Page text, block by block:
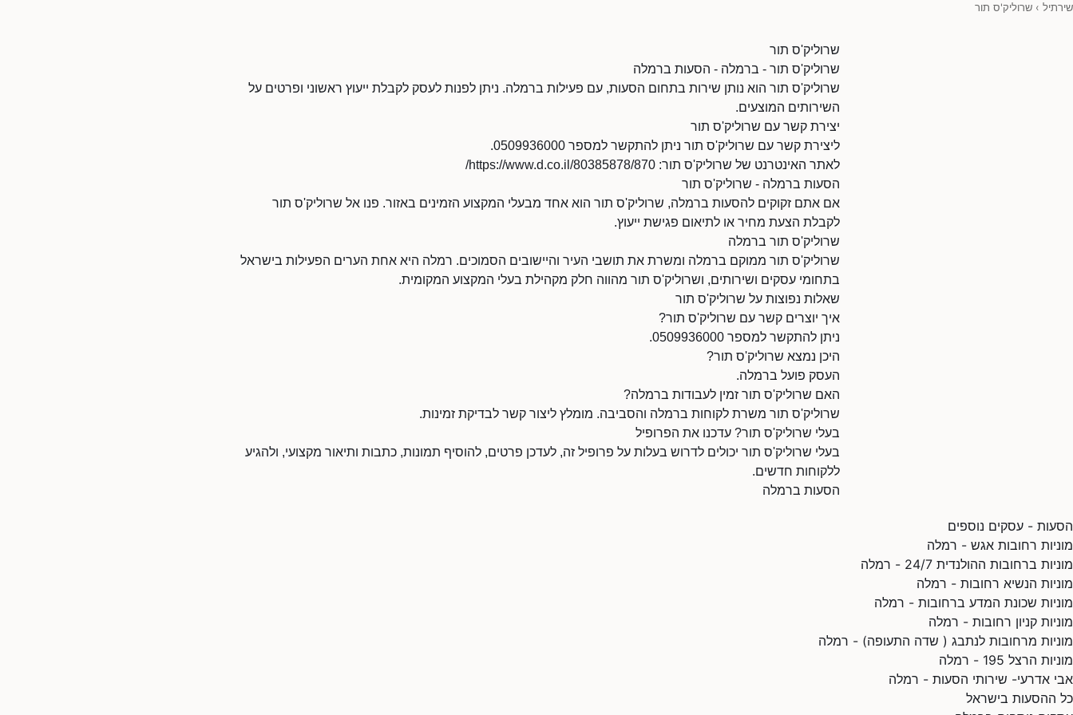
שירתיל › שרוליק'ס תור
שרוליק'ס תור
שרוליק'ס תור - ברמלה - הסעות ברמלה
שרוליק'ס תור הוא נותן שירות בתחום הסעות, עם פעילות ברמלה. ניתן לפנות לעסק לקבלת ייעוץ ראשוני ופרטים על
השירותים המוצעים.
יצירת קשר עם שרוליק'ס תור
ליצירת קשר עם שרוליק'ס תור ניתן להתקשר למספר 0509936000.
לאתר האינטרנט של שרוליק'ס תור: https://www.d.co.il/80385878/870/
הסעות ברמלה - שרוליק'ס תור
אם אתם זקוקים להסעות ברמלה, שרוליק'ס תור הוא אחד מבעלי המקצוע הזמינים באזור. פנו אל שרוליק'ס תור
לקבלת הצעת מחיר או לתיאום פגישת ייעוץ.
שרוליק'ס תור ברמלה
שרוליק'ס תור ממוקם ברמלה ומשרת את תושבי העיר והיישובים הסמוכים. רמלה היא אחת הערים הפעילות בישראל
בתחומי עסקים ושירותים, ושרוליק'ס תור מהווה חלק מקהילת בעלי המקצוע המקומית.
שאלות נפוצות על שרוליק'ס תור
איך יוצרים קשר עם שרוליק'ס תור?
ניתן להתקשר למספר 0509936000.
היכן נמצא שרוליק'ס תור?
העסק פועל ברמלה.
האם שרוליק'ס תור זמין לעבודות ברמלה?
שרוליק'ס תור משרת לקוחות ברמלה והסביבה. מומלץ ליצור קשר לבדיקת זמינות.
בעלי שרוליק'ס תור? עדכנו את הפרופיל
בעלי שרוליק'ס תור יכולים לדרוש בעלות על פרופיל זה, לעדכן פרטים, להוסיף תמונות, כתבות ותיאור מקצועי, ולהגיע
ללקוחות חדשים.
הסעות ברמלה
הסעות - עסקים נוספים
מוניות רחובות אגש - רמלה
מוניות ברחובות ההולנדית 24/7 - רמלה
מוניות הנשיא רחובות - רמלה
מוניות שכונת המדע ברחובות - רמלה
מוניות קניון רחובות - רמלה
מוניות מרחובות לנתבג ( שדה התעופה) - רמלה
מוניות הרצל 195 - רמלה
אבי אדרעי- שירותי הסעות - רמלה
כל ההסעות בישראל